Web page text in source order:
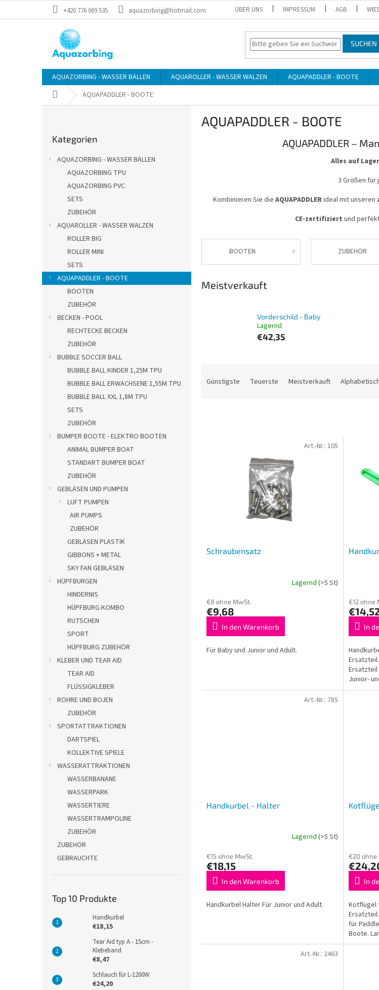
+420 776 069 535 aquazorbing@hotmail.com ÜBER UNS IMPRESSUM AGB
SUCHEN
AQUAZORBING - WASSER BÄLLEN AQUAROLLER - WASSER WALZEN AQUAPADDLER - BOOTE
StartseiteAQUAPADDLER - BOOTE
überspringen
Kategorien
AQUAZORBING - WASSER BÄLLEN
AQUAZORBING TPU
AQUAZORBING PVC
SETS
ZUBEHÖR
AQUAROLLER - WASSER WALZEN
ROLLER BIG
ROLLER MINI
SETS
AQUAPADDLER - BOOTE
BOOTEN
ZUBEHÖR
BECKEN - POOL
RECHTECKE BECKEN
ZUBEHÖR
BUBBLE SOCCER BALL
BUBBLE BALL KINDER 1,25M TPU
BUBBLE BALL ERWACHSENE 1,55M TPU
BUBBLE BALL XXL 1,8M TPU
SETS
ZUBEHÖR
BUMPER BOOTE - ELEKTRO BOOTEN
ANIMAL BUMPER BOAT
STANDART BUMPER BOAT
ZUBEHÖR
GEBLÄSEN UND PUMPEN
LUFT PUMPEN
AIR PUMPS
ZUBEHÖR
GEBLÄSEN PLASTIK
GIBBONS + METAL
SKY FAN GEBLÄSEN
HÜPFBURGEN
HINDERNIS
HÜPFBURG KOMBO
RUTSCHEN
SPORT
HÜPFBURG ZUBEHÖR
KLEBER UND TEAR AID
TEAR AID
FLÜSSIGKLEBER
ROHRE UND BOJEN
ZUBEHÖR
SPORTATTRAKTIONEN
DARTSPIEL
KOLLEKTIVE SPIELE
WASSERATTRAKTIONEN
WASSERBANANE
WASSERPARK
WASSERTIERE
WASSERTRAMPOLINE
ZUBEHÖR
ZUBEHÖR
GEBRAUCHTE
Top 10 Produkte
Handkurbel
€18,15
Tear Aid typ A - 15cm -
Klebeband
€8,47
Schlauch für L-1200W
€24,20
AQUAPADDLER - BOOTE
AQUAPADDLER –
Alles auf Lager
3 Größen für
Kombinieren Sie die AQUAPADDLERideal mit unseren
CE-zertifiziert und
BOOTEN ZUBEHÖR
Meistverkauft
Vorderschild - Baby
Lagernd
€42,35
Günstigste Teuerste Meistverkauft Alphabetisch
Schraubensatz
Lagernd (>5 St)
€8 ohne MwSt.
€9,68
In den Warenkorb
Für Baby und Junior und Adult.
Art.-Nr.: 105
€12 ohne
In
Junior-
einfach
Handkurbel - Halter
Lagernd (>5 St)
€15 ohne MwSt.
€18,15
In den Warenkorb
Handkurbel Halter Für Junior und Adult.
Art.-Nr.: 785
€20 ohne
In
Kotflügel
für
Boote.
Art.-Nr.: 2463